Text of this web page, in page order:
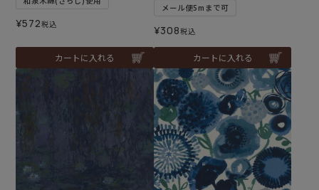
¥572税込
カートに入れる
メール便5mまで可
¥308税込
カートに入れる